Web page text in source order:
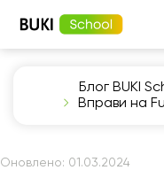
Блог BUKI
Вправи на
Оновлено: 01.03.2024